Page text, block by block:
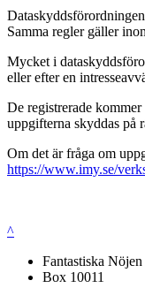
Samma regler gäller
Mycket i
eller efter en
De registrerade
uppgifterna skyddas på
Om det är fråga om
https://www.imy.se/
^
Fantastiska
Box 10011